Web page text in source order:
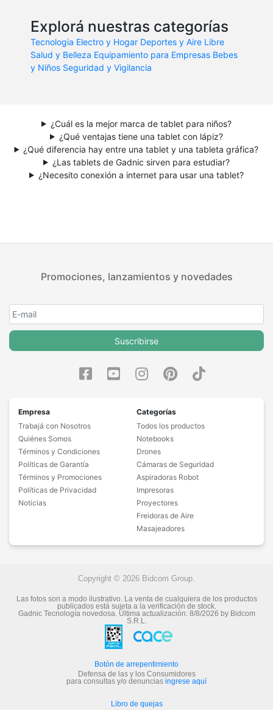
Explorá nuestras categorías
Tecnologia Electro y Hogar Deportes y Aire Libre
Salud y Belleza Equipamiento para Empresas Bebes
y Niños Seguridad y Vigilancia
¿Cuál es la mejor marca de tablet para niños?
¿Qué ventajas tiene una tablet con lápiz?
¿Qué diferencia hay entre una tablet y una tableta gráfica?
¿Las tablets de Gadnic sirven para estudiar?
¿Necesito conexión a internet para usar una tablet?
Promociones, lanzamientos y novedades
Suscribirse
Empresa
Trabajá con Nosotros
Quiénes Somos
Términos y Condiciones
Políticas de Garantía
Términos y Promociones
Políticas de Privacidad
Noticias
Categorías
Todos los productos
Notebooks
Drones
Cámaras de Seguridad
Aspiradoras Robot
Impresoras
Proyectores
Freidoras de Aire
Masajeadores
Copyright © 2026 Bidcom Group.
Las fotos son a modo ilustrativo. La venta de cualquiera de los productos
publicados está sujeta a la verificación de stock.
Gadnic Tecnología novedosa. Última actualización: 8/8/2026 by Bidcom
S.R.L.
Botón de arrepentimiento
Defensa de las y los Consumidores
para consultas y/o denuncias ingrese aquí
Libro de quejas